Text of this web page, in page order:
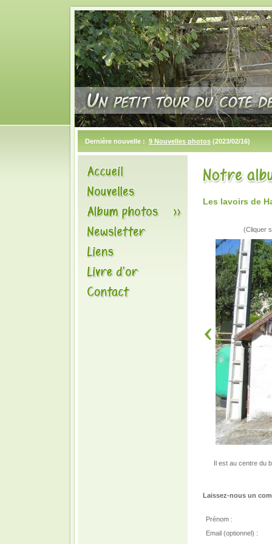
Dernière nouvelle : 9 Nouvelles photos (2023/02/16)
Les lavoirs de
(Cliquer
Il est au centre du
Laissez-nous un
Prénom :
Email (optionnel) :